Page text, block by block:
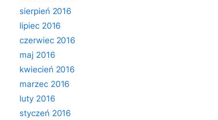
sierpień 2016
lipiec 2016
czerwiec 2016
maj 2016
kwiecień 2016
marzec 2016
luty 2016
styczeń 2016